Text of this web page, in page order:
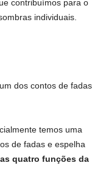
contribuímos para o
individuais.
dos contos de fadas
temos uma
de fadas e espelha
quatro funções da